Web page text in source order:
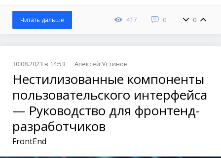
417 0 0
Читать дальше
30.08.2023 в 14:53 Алексей Устинов
Нестилизованные компоненты
пользовательского интерфейса
— Руководство для фронтенд-
разработчиков
FrontEnd